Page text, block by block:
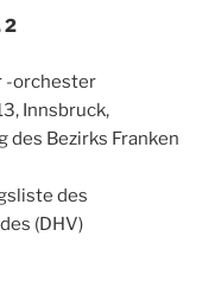
2
-orchester
Innsbruck,
Bezirks Franken
des
(DHV)